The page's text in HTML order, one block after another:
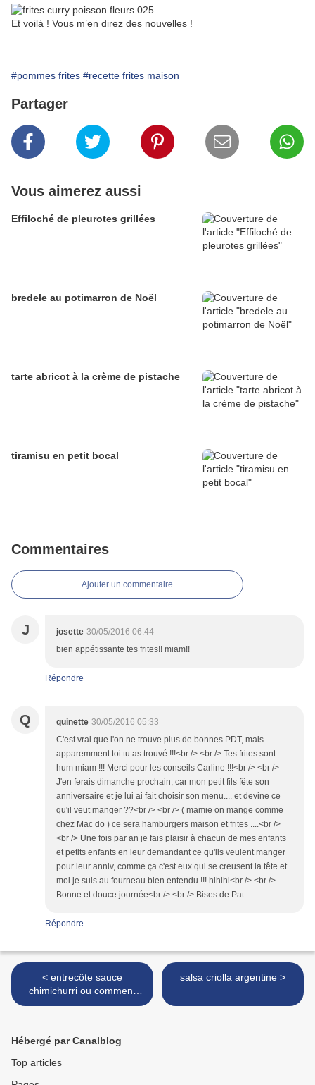
Et voilà ! Vous m’en direz des nouvelles !
#pommes frites #recette frites maison
Partager
Vous aimerez aussi
Effiloché de pleurotes grillées
bredele au potimarron de Noël
tarte abricot à la crème de pistache
tiramisu en petit bocal
Commentaires
Ajouter un commentaire
J josette 30/05/2016 06:44
bien appétissante tes frites!! miam!!
Répondre
Q quinette 30/05/2016 05:33
C'est vrai que l'on ne trouve plus de bonnes PDT, mais
apparemment toi tu as trouvé !!!<br /> <br /> Tes frites sont
hum miam !!! Merci pour les conseils Carline !!!<br /> <br />
J'en ferais dimanche prochain, car mon petit fils fête son
anniversaire et je lui ai fait choisir son menu.... et devine ce
qu'il veut manger ??<br /> <br /> ( mamie on mange comme
chez Mac do ) ce sera hamburgers maison et frites ....<br />
<br /> Une fois par an je fais plaisir à chacun de mes enfants
et petits enfants en leur demandant ce qu'ils veulent manger
pour leur anniv, comme ça c'est eux qui se creusent la tête et
moi je suis au fourneau bien entendu !!! hihihi<br /> <br />
Bonne et douce journée<br /> <br /> Bises de Pat
Répondre
< entrecôte sauce
chimichurri ou comment
sublimer une viande
salsa criolla argentine >
Hébergé par Canalblog
Top articles